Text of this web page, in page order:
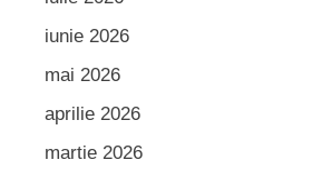
iunie 2026
mai 2026
aprilie 2026
martie 2026